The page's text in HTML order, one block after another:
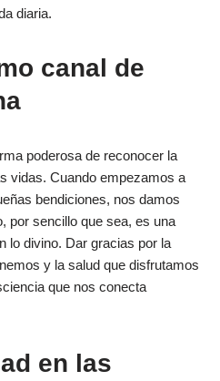
diaria.
canal de
poderosa de reconocer la
vidas. Cuando empezamos a
bendiciones, nos damos
por sencillo que sea, es una
lo divino. Dar gracias por la
y la salud que disfrutamos
que nos conecta
en las